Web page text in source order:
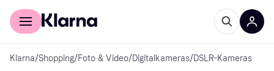
Für Shopper
Klarna/Shopping/Foto & Video/Digitalkameras/DSLR-Kameras